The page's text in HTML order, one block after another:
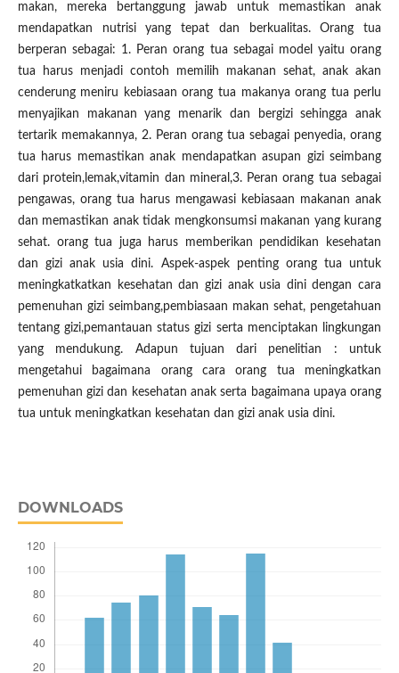
makan, mereka bertanggung jawab untuk memastikan anak
mendapatkan nutrisi yang tepat dan berkualitas. Orang tua
berperan sebagai: 1. Peran orang tua sebagai model yaitu orang
tua harus menjadi contoh memilih makanan sehat, anak akan
cenderung meniru kebiasaan orang tua makanya orang tua perlu
menyajikan makanan yang menarik dan bergizi sehingga anak
tertarik memakannya, 2. Peran orang tua sebagai penyedia, orang
tua harus memastikan anak mendapatkan asupan gizi seimbang
dari protein,lemak,vitamin dan mineral,3. Peran orang tua sebagai
pengawas, orang tua harus mengawasi kebiasaan makanan anak
dan memastikan anak tidak mengkonsumsi makanan yang kurang
sehat. orang tua juga harus memberikan pendidikan kesehatan
dan gizi anak usia dini. Aspek-aspek penting orang tua untuk
meningkatkatkan kesehatan dan gizi anak usia dini dengan cara
pemenuhan gizi seimbang,pembiasaan makan sehat, pengetahuan
tentang gizi,pemantauan status gizi serta menciptakan lingkungan
yang mendukung. Adapun tujuan dari penelitian : untuk
mengetahui bagaimana orang cara orang tua meningkatkan
pemenuhan gizi dan kesehatan anak serta bagaimana upaya orang
tua untuk meningkatkan kesehatan dan gizi anak usia dini.
DOWNLOADS